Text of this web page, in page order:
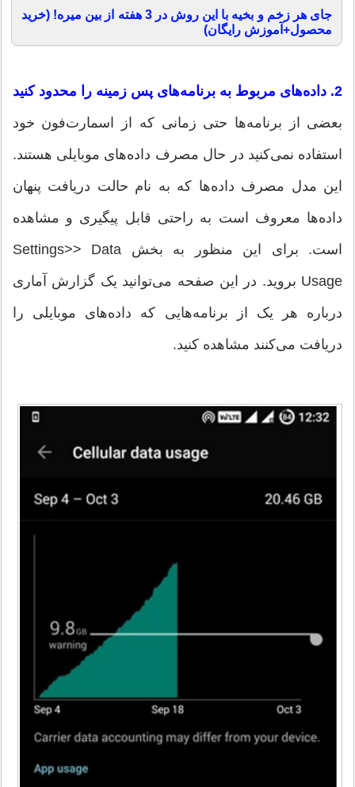
جای هر زخم و بخیه با این روش در 3 هفته از بین میره! (خرید
محصول+آموزش رایگان)
2. داده‌های مربوط به برنامه‌های پس زمینه را محدود کنید
بعضی از برنامه‌ها حتی زمانی که از اسمارت‌فون خود
استفاده نمی‌کنید در حال مصرف داده‌های موبایلی هستند.
این مدل مصرف داده‌ها که به نام حالت دریافت پنهان
داده‌ها معروف است به راحتی قابل پیگیری و مشاهده
است. برای این منظور به بخش Settings>> Data
Usage بروید. در این صفحه می‌توانید یک گزارش آماری
درباره هر یک از برنامه‌هایی که داده‌های موبایلی را
دریافت می‌کنند مشاهده کنید.